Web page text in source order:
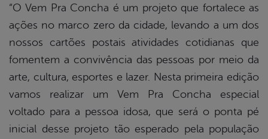
“O Vem Pra Concha é um projeto que fortalece as
ações no marco zero da cidade, levando a um dos
nossos cartões postais atividades cotidianas que
fomentem a convivência das pessoas por meio da
arte, cultura, esportes e lazer. Nesta primeira edição
vamos realizar um Vem Pra Concha especial
voltado para a pessoa idosa, que será o ponta pé
inicial desse projeto tão esperado pela população